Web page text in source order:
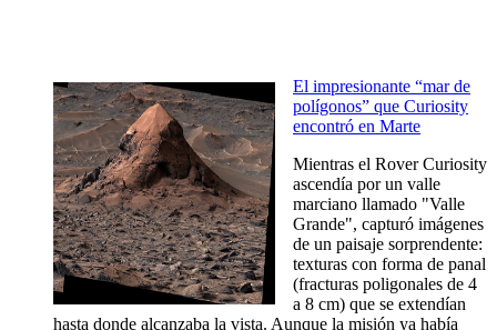
El impresionante “mar de
polígonos” que Curiosity
encontró en Marte
Mientras el Rover Curiosity
ascendía por un valle
marciano llamado "Valle
Grande", capturó imágenes
de un paisaje sorprendente:
texturas con forma de panal
(fracturas poligonales de 4
a 8 cm) que se extendían
hasta donde alcanzaba la vista. Aunque la misión ya había